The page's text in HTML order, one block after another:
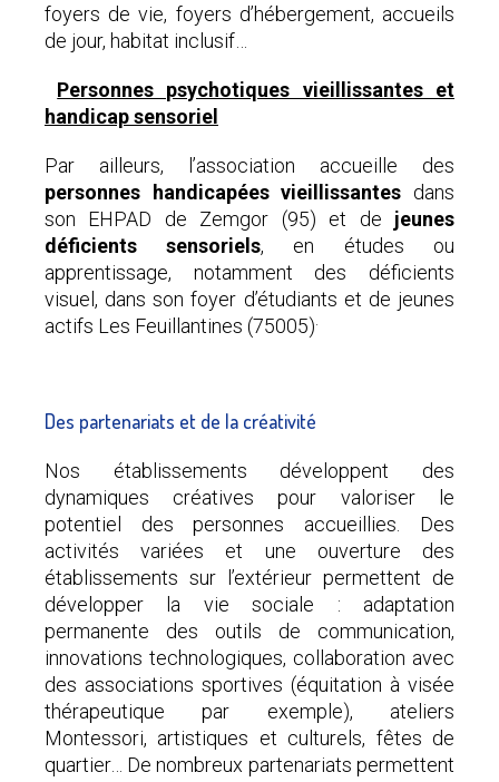
foyers de vie, foyers d’hébergement, accueils
de jour, habitat inclusif…
Personnes psychotiques vieillissantes et
handicap sensoriel
Par ailleurs, l’association accueille des
personnes handicapées vieillissantes dans
son EHPAD de Zemgor (95) et de jeunes
déficients sensoriels, en études ou
apprentissage, notamment des déficients
visuel, dans son foyer d’étudiants et de jeunes
actifs Les Feuillantines (75005)
Des partenariats et de la créativité
Nos établissements développent des
dynamiques créatives pour valoriser le
potentiel des personnes accueillies. Des
activités variées et une ouverture des
établissements sur l’extérieur permettent de
développer la vie sociale : adaptation
permanente des outils de communication,
innovations technologiques, collaboration avec
des associations sportives (équitation à visée
thérapeutique par exemple), ateliers
Montessori, artistiques et culturels, fêtes de
quartier… De nombreux partenariats permettent